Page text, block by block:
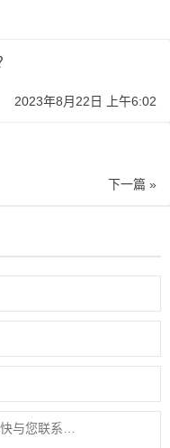
2023年8月22日 上午6:02
下一篇 »